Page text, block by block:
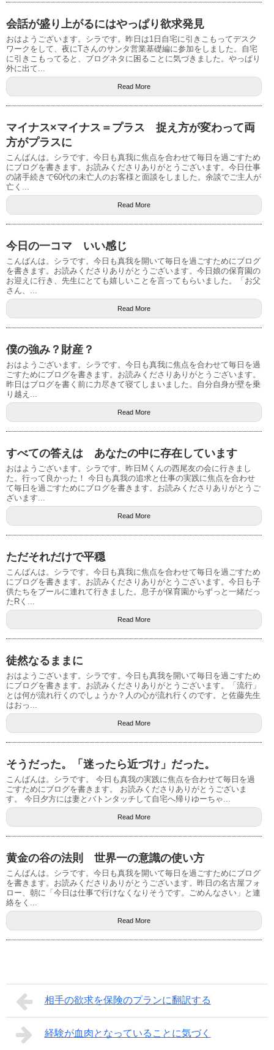
会話が盛り上がるにはやっぱり欲求発見
おはようございます。シラです。昨日は1日自宅に引きこもってデスク
ワークをして、夜にTさんのサンタ営業基礎編に参加をしました。自宅
に引きこもってると、ブログネタに困ることに気づきました。やっぱり
外に出て...
Read More
マイナス×マイナス＝プラス 捉え方が変わって両
方がプラスに
こんばんは。シラです。今日も真我に焦点を合わせて毎日を過ごすため
にブログを書きます。お読みくださりありがとうございます。今日仕事
の諸手続きで60代の未亡人のお客様と面談をしました。余談でご主人が
亡く...
Read More
今日の一コマ いい感じ
こんばんは。シラです。今日も真我を開いて毎日を過ごすためにブログ
を書きます。お読みくださりありがとうございます。今日娘の保育園の
お迎えに行き、先生にとても嬉しいことを言ってもらいました。「お父
さん、...
Read More
僕の強み？財産？
おはようございます。シラです。今日も真我に焦点を合わせて毎日を過
ごすためにブログを書きます。お読みくださりありがとうございます。
昨日はブログを書く前に力尽きて寝てしまいました。自分自身が壁を乗
り越え...
Read More
すべての答えは あなたの中に存在しています
おはようございます。シラです。昨日Mくんの西尾友の会に行きまし
た。行って良かった！ 今日も真我の追求と仕事の実践に焦点を合わせ
て毎日を過ごすためにブログを書きます。お読みくださりありがとうご
ざいます...
Read More
ただそれだけで平穏
こんばんは。シラです。今日も真我に焦点を合わせて毎日を過ごすため
にブログを書きます。お読みくださりありがとうございます。今日も子
供たちをプールに連れて行きました。息子が保育園からずっと一緒だっ
たRく...
Read More
徒然なるままに
おはようございます。シラです。今日も真我を開いて毎日を過ごすため
にブログを書きます。お読みくださりありがとうございます。「流行」
とは何が流れ行くのでしょうか？人の心が流れ行くのです。と佐藤先生
はおっ...
Read More
そうだった。「迷ったら近づけ」だった。
こんばんは。シラです。 今日も真我の実践に焦点を合わせて毎日を過
ごすためにブログを書きます。 お読みくださりありがとうございま
す。 今日夕方には妻とバトンタッチして自宅へ帰りゆーちゃ...
Read More
黄金の谷の法則 世界一の意識の使い方
こんばんは。シラです。今日も真我を開いて毎日を過ごすためにブログ
を書きます。お読みくださりありがとうございます。昨日の名古屋フォ
ロー、朝に「今日は仕事で行けなくなりそうです。ごめんなさい」と連
絡をく...
Read More
相手の欲求を保険のプランに翻訳する
経験が血肉となっていることに気づく